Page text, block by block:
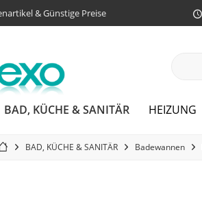
& Günstige Preise
BAD, KÜCHE & SANITÄR HEIZUNG
BAD, KÜCHE & SANITÄR Badewannen